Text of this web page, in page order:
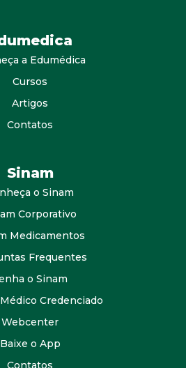
a Edumédica
Cursos
Artigos
Contatos
Sinam
o Sinam
Corporativo
Medicamentos
Frequentes
o Sinam
Credenciado
Webcenter
Baixe o App
Contatos